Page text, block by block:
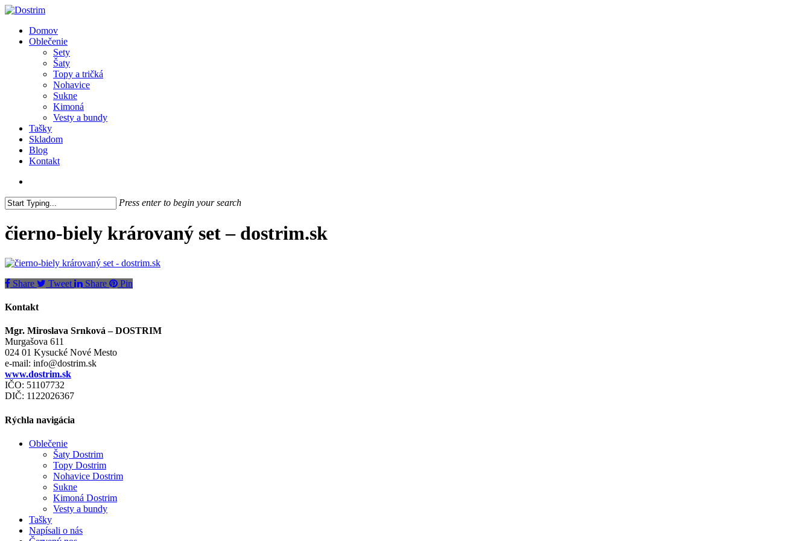
Skip
main
content
search
Menu
Domov
Oblečenie
Sety
Šaty
Topy a tričká
Nohavice
Sukne
Kimoná
Vesty a bundy
Tašky
Skladom
Blog
Kontakt
Press enter to begin your search
Search
čierno-biely krárovaný set – dostrim.sk
Share Tweet Share Pin
Kontakt
Mgr. Miroslava Srnková – DOSTRIM
Murgašova 611
024 01 Kysucké Nové Mesto
e-mail: info@dostrim.sk
www.dostrim.sk
IČO: 51107732
DIČ: 1122026367
Rýchla navigácia
Oblečenie
Šaty Dostrim
Topy Dostrim
Nohavice Dostrim
Sukne
Kimoná Dostrim
Vesty a bundy
Tašky
Napísali o nás